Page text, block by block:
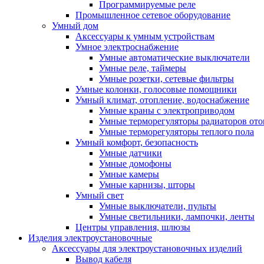
Программируемые реле
Промышленное сетевое оборудование
Умный дом
Аксессуары к умным устройствам
Умное электроснабжение
Умные автоматические выключатели
Умные реле, таймеры
Умные розетки, сетевые фильтры
Умные колонки, голосовые помощники
Умный климат, отопление, водоснабжение
Умные краны с электроприводом
Умные терморегуляторы радиаторов
Умные терморегуляторы теплого пола
Умный комфорт, безопасность
Умные датчики
Умные домофоны
Умные камеры
Умные карнизы, шторы
Умный свет
Умные выключатели, пульты
Умные светильники, лампочки, ленты
Центры управления, шлюзы
Изделия электроустановочные
Аксессуары для электроустановочных изделий
Вывод кабеля